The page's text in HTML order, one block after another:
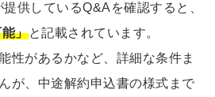
供しているQ&Aを確認すると、
」と記載されています。
性があるかなど、詳細な条件ま
が、中途解約申込書の様式まで